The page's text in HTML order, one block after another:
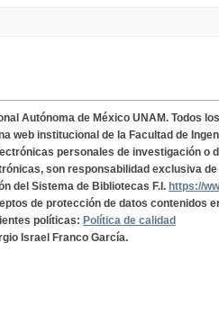
Autónoma de México UNAM. Todos
web institucional de la Facultad de
personales de investigación o
son responsabilidad exclusiva
del Sistema de Bibliotecas F.I. https://
de protección de datos contenidos
políticas: Política de calidad
Israel Franco García.